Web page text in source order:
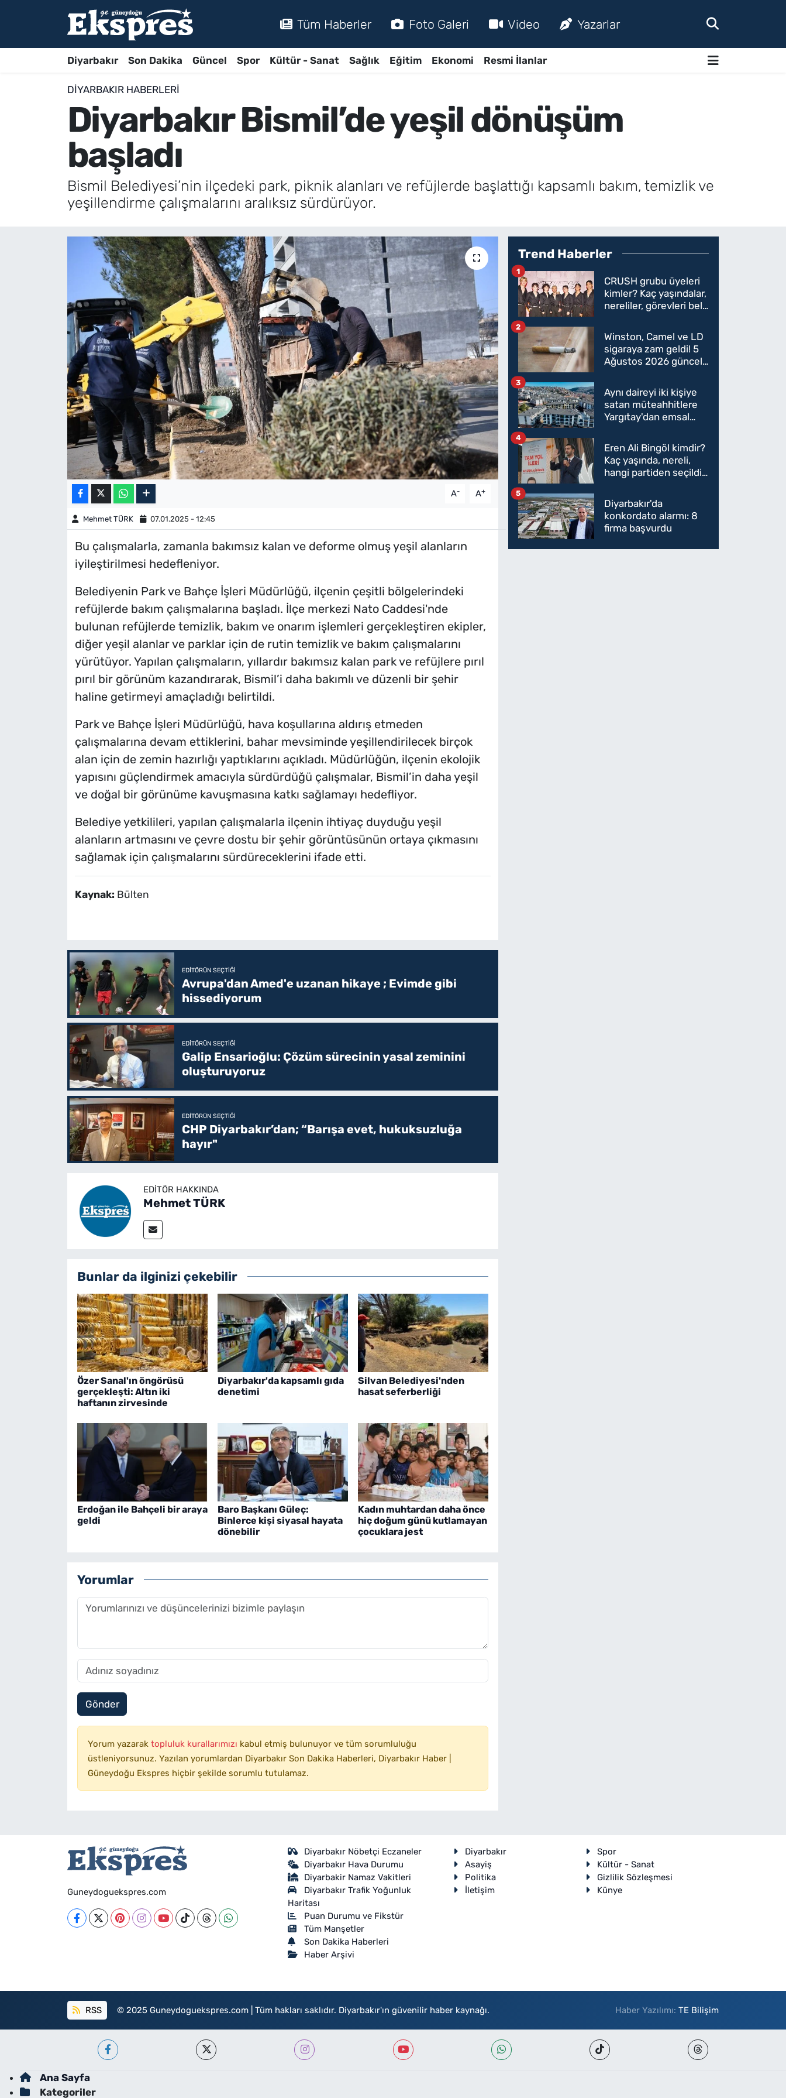
Tüm Haberler Foto Galeri Video Yazarlar
Diyarbakır Son Dakika Güncel Spor Kültür - Sanat Sağlık Eğitim Ekonomi Resmi İlanlar
DIYARBAKIR HABERLERI
Diyarbakır Bismil’de yeşil dönüşüm
başladı
Bismil Belediyesi’nin ilçedeki park, piknik alanları ve refüjlerde başlattığı kapsamlı bakım, temizlik ve
yeşillendirme çalışmalarını aralıksız sürdürüyor.
A- A+
Mehmet TÜRK 07.01.2025 - 12:45
Bu çalışmalarla, zamanla bakımsız kalan ve deforme olmuş yeşil alanların
iyileştirilmesi hedefleniyor.
Belediyenin Park ve Bahçe İşleri Müdürlüğü, ilçenin çeşitli bölgelerindeki
refüjlerde bakım çalışmalarına başladı. İlçe merkezi Nato Caddesi'nde
bulunan refüjlerde temizlik, bakım ve onarım işlemleri gerçekleştiren ekipler,
diğer yeşil alanlar ve parklar için de rutin temizlik ve bakım çalışmalarını
yürütüyor. Yapılan çalışmaların, yıllardır bakımsız kalan park ve refüjlere pırıl
pırıl bir görünüm kazandırarak, Bismil’i daha bakımlı ve düzenli bir şehir
haline getirmeyi amaçladığı belirtildi.
Park ve Bahçe İşleri Müdürlüğü, hava koşullarına aldırış etmeden
çalışmalarına devam ettiklerini, bahar mevsiminde yeşillendirilecek birçok
alan için de zemin hazırlığı yaptıklarını açıkladı. Müdürlüğün, ilçenin ekolojik
yapısını güçlendirmek amacıyla sürdürdüğü çalışmalar, Bismil’in daha yeşil
ve doğal bir görünüme kavuşmasına katkı sağlamayı hedefliyor.
Belediye yetkilileri, yapılan çalışmalarla ilçenin ihtiyaç duyduğu yeşil
alanların artmasını ve çevre dostu bir şehir görüntüsünün ortaya çıkmasını
sağlamak için çalışmalarını sürdüreceklerini ifade etti.
Kaynak: Bülten
EDITÖRÜN SEÇTIĞI
Avrupa'dan Amed'e uzanan hikaye ; Evimde gibi
hissediyorum
EDITÖRÜN SEÇTIĞI
Galip Ensarioğlu: Çözüm sürecinin yasal zeminini
oluşturuyoruz
EDITÖRÜN SEÇTIĞI
CHP Diyarbakır’dan; “Barışa evet, hukuksuzluğa
hayır"
EDITÖR HAKKINDA
Mehmet TÜRK
Bunlar da ilginizi çekebilir
Özer Sanal'ın öngörüsü
gerçekleşti: Altın iki
haftanın zirvesinde
Diyarbakır'da kapsamlı gıda
denetimi
Silvan Belediyesi'nden
hasat seferberliği
Erdoğan ile Bahçeli bir araya
geldi
Baro Başkanı Güleç:
Binlerce kişi siyasal hayata
dönebilir
Kadın muhtardan daha önce
hiç doğum günü kutlamayan
çocuklara jest
Yorumlar
Gönder
Yorum yazarak topluluk kurallarımızı kabul etmiş bulunuyor ve tüm sorumluluğu
üstleniyorsunuz. Yazılan yorumlardan Diyarbakır Son Dakika Haberleri, Diyarbakır Haber |
Güneydoğu Ekspres hiçbir şekilde sorumlu tutulamaz.
Trend Haberler
CRUSH grubu üyeleri
kimler? Kaç yaşındalar,
nereliler, görevleri belli
1
Winston, Camel ve LD
sigaraya zam geldi! 5
Ağustos 2026 güncel
oldu
2
Aynı daireyi iki kişiye
satan müteahhitlere
Yargıtay'dan emsal
3
Eren Ali Bingöl kimdir?
Kaç yaşında, nereli,
hangi partiden seçildi?
Parti'ye mi geçecek?
4
Diyarbakır'da
konkordato alarmı: 8
firma başvurdu
5
Guneydoguekspres.com
Diyarbakır Nöbetçi Eczaneler
Diyarbakır Hava Durumu
Diyarbakir Namaz Vakitleri
Diyarbakır Trafik Yoğunluk
Haritası
Puan Durumu ve Fikstür
Tüm Manşetler
Son Dakika Haberleri
Haber Arşivi
Diyarbakır
Spor
Asayiş
Kültür - Sanat
Politika
Gizlilik Sözleşmesi
İletişim
Künye
RSS © 2025 Guneydoguekspres.com | Tüm hakları saklıdır. Diyarbakır'ın güvenilir haber kaynağı. Haber Yazılımı:TE Bilişim
Ana Sayfa
Kategoriler